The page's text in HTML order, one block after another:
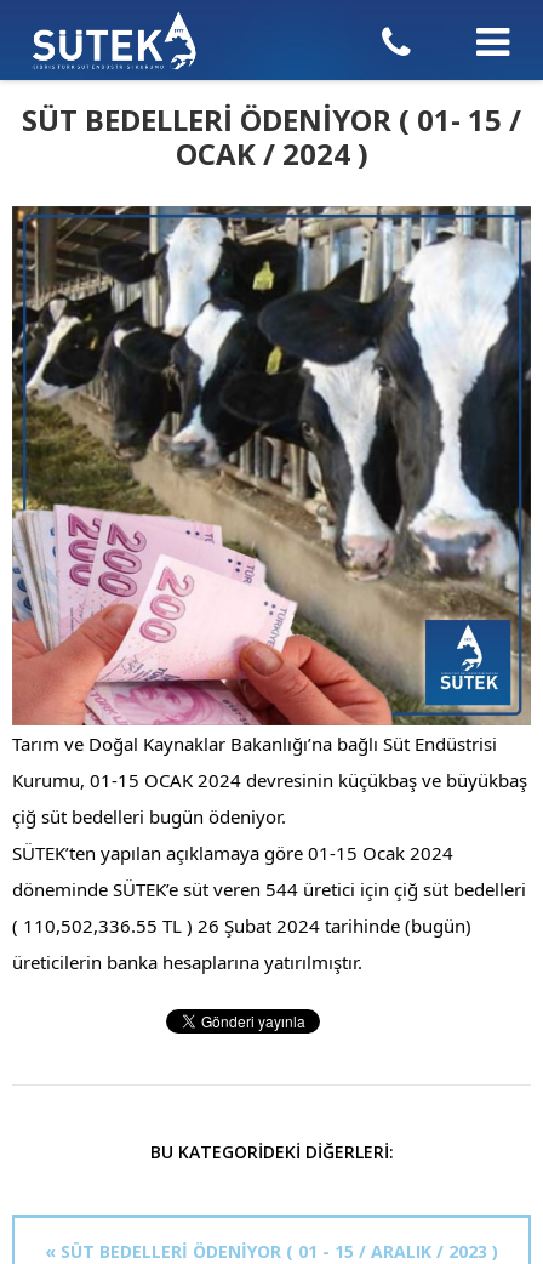
SÜT BEDELLERİ ÖDENİYOR ( 01- 15 /
OCAK / 2024 )
Tarım ve Doğal Kaynaklar Bakanlığı’na bağlı Süt Endüstrisi
Kurumu, 01-15 OCAK 2024 devresinin küçükbaş ve büyükbaş
çiğ süt bedelleri bugün ödeniyor.
SÜTEK’ten yapılan açıklamaya göre 01-15 Ocak 2024
döneminde SÜTEK’e süt veren 544 üretici için çiğ süt bedelleri
( 110,502,336.55 TL ) 26 Şubat 2024 tarihinde (bugün)
üreticilerin banka hesaplarına yatırılmıştır.
BU KATEGORIDEKI DIĞERLERI:
« SÜT BEDELLERİ ÖDENİYOR ( 01 - 15 / ARALIK / 2023 )